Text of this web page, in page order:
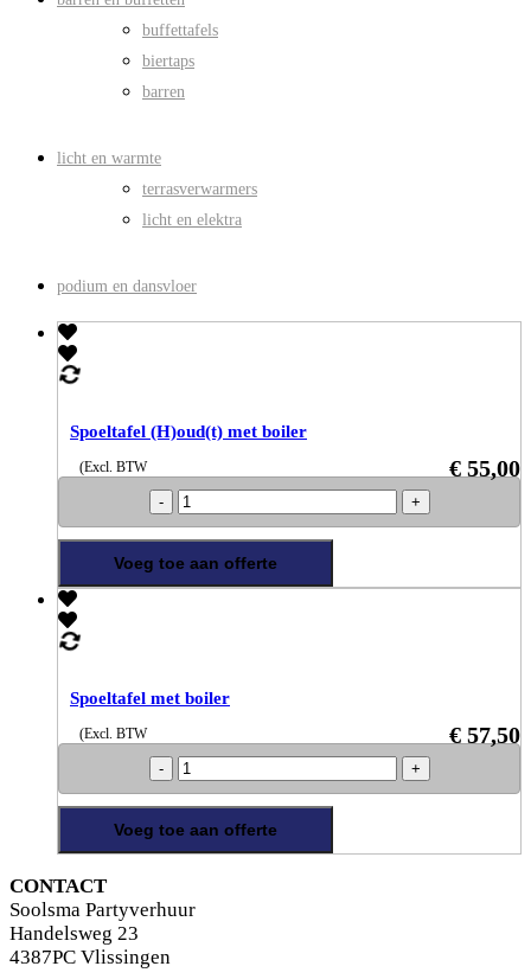
buffettafels
biertaps
barren
licht en warmte
terrasverwarmers
licht en elektra
podium en dansvloer
Spoeltafel (H)oud(t) met boiler
€ 55,00
(Excl. BTW
Spoeltafel
(H)oud(t)
met
boiler
aantal
Voeg toe aan offerte
Spoeltafel met boiler
€ 57,50
(Excl. BTW
Spoeltafel
met
boiler
aantal
Voeg toe aan offerte
CONTACT
Soolsma Partyverhuur
Handelsweg 23
4387PC Vlissingen